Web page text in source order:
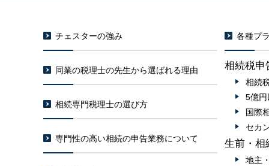
チェスターの強み
同業の税理士の先生から選ばれる理由
相続専門税理士の選び方
専門性の高い相続の申告業務について
各種プ
相続税申
相続
5億
国際
セカ
生前・相
地主